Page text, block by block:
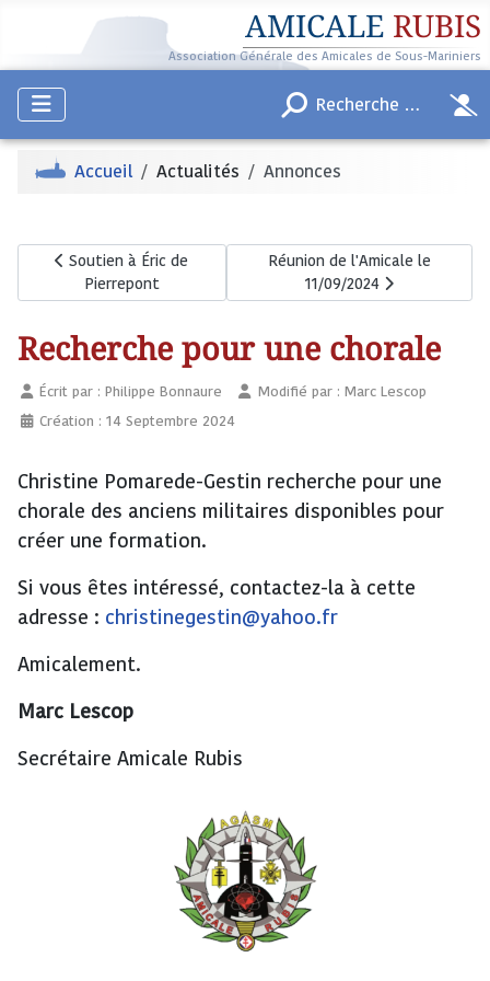
AMICALE RUBIS
Association Générale des Amicales de Sous-Mariniers
Accueil Actualités Annonces
Article précédent : Soutien à Éric de Pierrepont
Soutien à Éric de
Pierrepont
Article suivant : Réunion de
Réunion de l'Amicale le
11/09/2024
Recherche pour une chorale
Écrit par :Philippe Bonnaure
Création : 14 Septembre 2024
Modifié par : Marc Lescop
Christine Pomarede-Gestin recherche pour une
chorale des anciens militaires disponibles pour
créer une formation.
Si vous êtes intéressé, contactez-la à cette
adresse : christinegestin@yahoo.fr
Amicalement.
Marc Lescop
Secrétaire Amicale Rubis